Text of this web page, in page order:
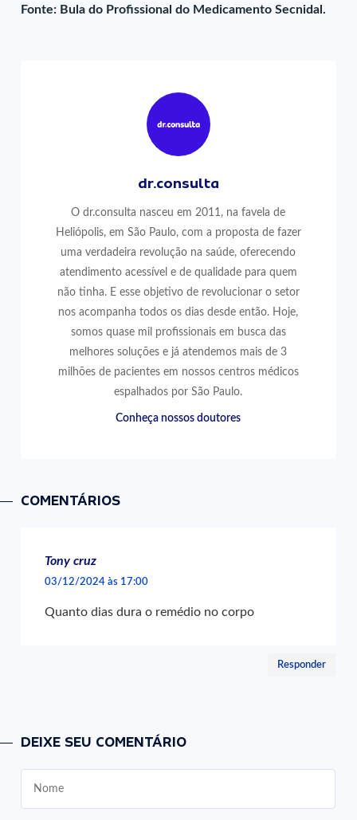
Fonte: Bula do Profissional do Medicamento Secnidal.
dr.consulta
O dr.consulta nasceu em 2011, na favela de
Heliópolis, em São Paulo, com a proposta de fazer
uma verdadeira revolução na saúde, oferecendo
atendimento acessível e de qualidade para quem
não tinha. E esse objetivo de revolucionar o setor
nos acompanha todos os dias desde então. Hoje,
somos quase mil profissionais em busca das
melhores soluções e já atendemos mais de 3
milhões de pacientes em nossos centros médicos
espalhados por São Paulo.
Conheça nossos doutores
COMENTÁRIOS
Tony cruz
03/12/2024 às 17:00
Quanto dias dura o remédio no corpo
Responder
DEIXE SEU COMENTÁRIO